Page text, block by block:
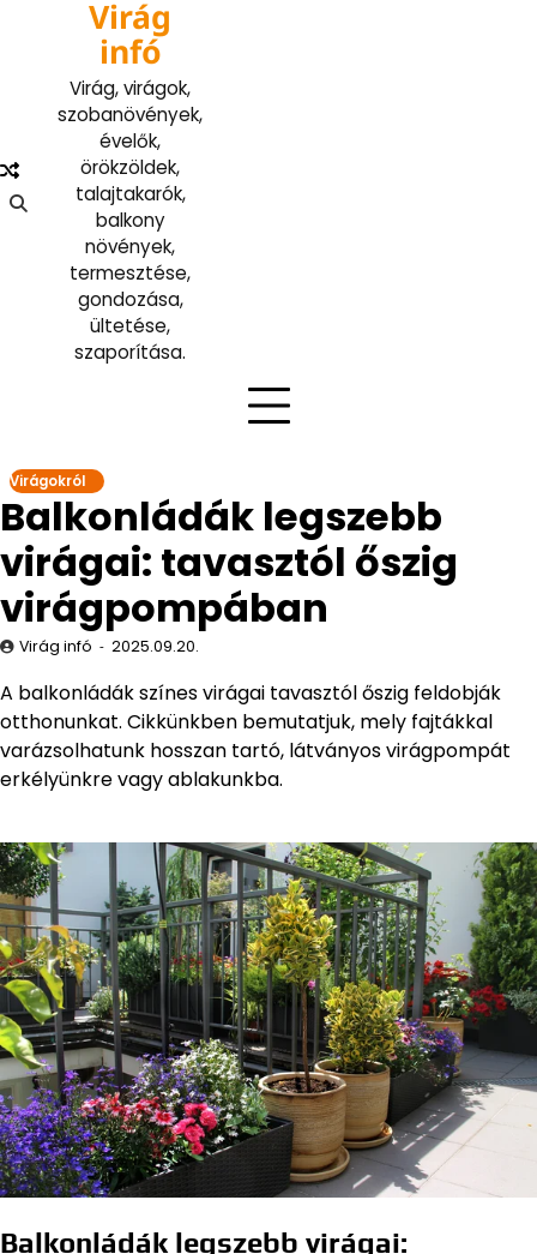
Virág
infó
Virág, virágok,
szobanövények,
évelők,
örökzöldek,
talajtakarók,
balkony
növények,
termesztése,
gondozása,
ültetése,
szaporítása.
Virágokról
Balkonládák legszebb
virágai: tavasztól őszig
virágpompában
Virág infó 2025.09.20.
A balkonládák színes virágai tavasztól őszig feldobják
otthonunkat. Cikkünkben bemutatjuk, mely fajtákkal
varázsolhatunk hosszan tartó, látványos virágpompát
erkélyünkre vagy ablakunkba.
Balkonládák legszebb virágai: